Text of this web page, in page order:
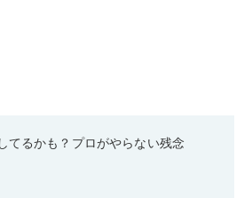
てるかも？プロがやらない残念